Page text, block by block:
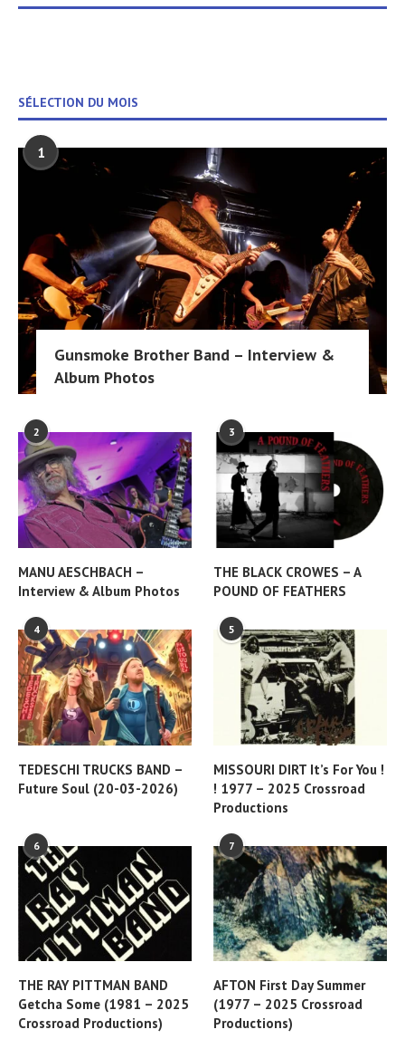
SÉLECTION DU MOIS
1
Gunsmoke Brother Band – Interview &
Album Photos
2
MANU AESCHBACH –
Interview & Album Photos
3
THE BLACK CROWES – A
POUND OF FEATHERS
4
TEDESCHI TRUCKS BAND –
Future Soul (20-03-2026)
5
MISSOURI DIRT It’s For You !
! 1977 – 2025 Crossroad
Productions
6
THE RAY PITTMAN BAND
Getcha Some (1981 – 2025
Crossroad Productions)
7
AFTON First Day Summer
(1977 – 2025 Crossroad
Productions)